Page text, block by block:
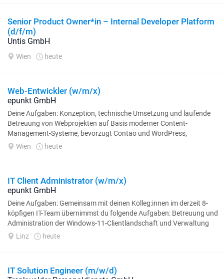
Senior Product Owner*in – Internal Developer Platform
(d/f/m)
Untis GmbH
Wien heute
Web-Entwickler (w/m/x)
epunkt GmbH
Deine Aufgaben: Konzeption, technische Umsetzung und laufende
Betreuung von Webprojekten auf Basis moderner Content-
Management-Systeme, bevorzugt Contao und WordPress,
Entwicklung im Frontend und Backend: Du gestaltest...
Wien heute
IT Client Administrator (w/m/x)
epunkt GmbH
Deine Aufgaben: Gemeinsam mit deinen Kolleg:innen im derzeit 8-
köpfigen IT-Team übernimmst du folgende Aufgaben: Betreuung und
Administration der Windows-11-Clientlandschaft und Verwaltung
mobiler Endgeräte, Umsetzung...
Linz heute
IT Solution Engineer (m/w/d)